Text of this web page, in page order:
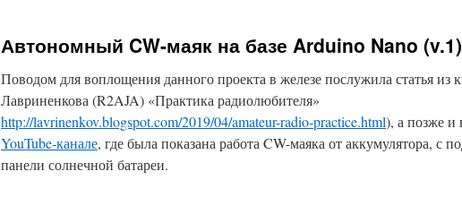
Автономный CW-маяк на базе Arduino Nano (v.1)
Поводом для воплощения данного проекта в железе послужила статья из
Лавриненкова (R2AJA) «Практика радиолюбителя»
http://lavrinenkov.blogspot.com/2019/04/amateur-radio-practice.html), а позже и
YouTube-канале, где была показана работа CW-маяка от аккумулятора, с
панели солнечной батареи.